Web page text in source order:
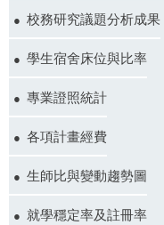
校務研究議題分析成果
學生宿舍床位與比率
專業證照統計
各項計畫經費
生師比與變動趨勢圖
就學穩定率及註冊率